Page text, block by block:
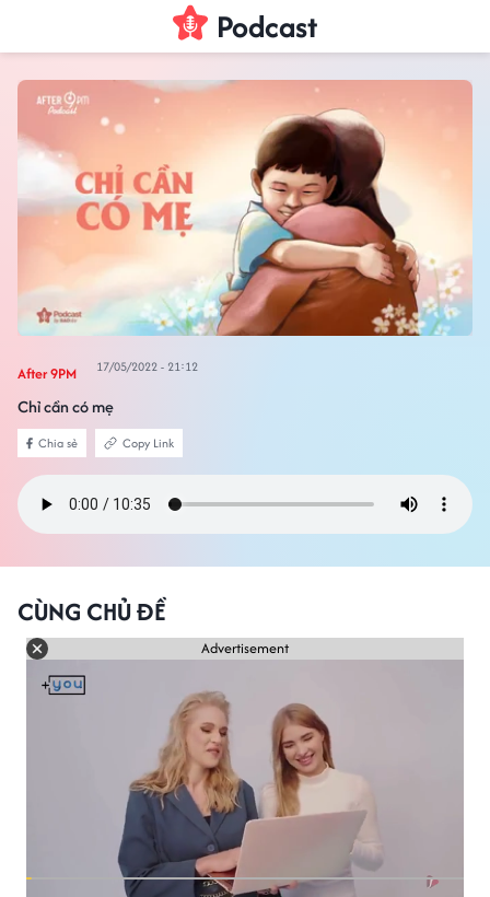
Podcast
After 9PM 17/05/2022 - 21:12
Chỉ cần có mẹ
Chia sẻ Copy Link
CÙNG CHỦ ĐỀ
Advertisement